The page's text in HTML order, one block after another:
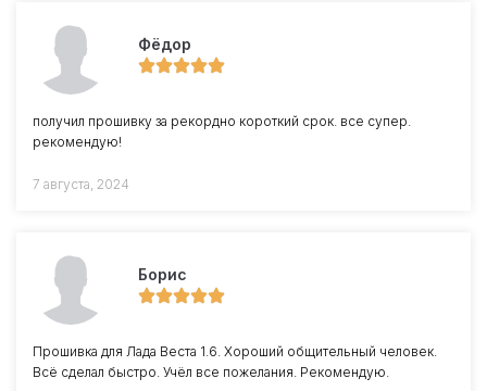
Фёдор
получил прошивку за рекордно короткий срок. все супер.
рекомендую!
7 августа, 2024
Борис
Прошивка для Лада Веста 1.6. Хороший общительный человек.
Всё сделал быстро. Учёл все пожелания. Рекомендую.